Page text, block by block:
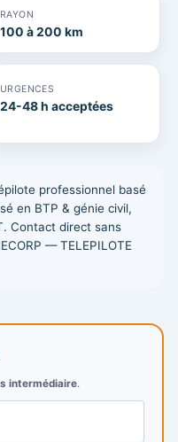
RAYON
100 à 200 km
URGENCES
24-48 h acceptées
professionnel basé
en BTP & génie civil,
Contact direct sans
— TELEPILOTE
intermédiaire.